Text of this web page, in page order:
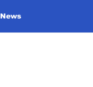
News